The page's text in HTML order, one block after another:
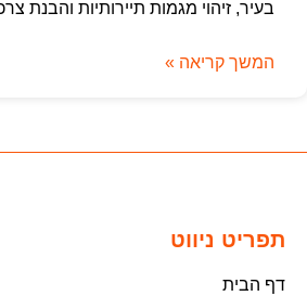
בעיר, זיהוי מגמות תיירותיות והבנת
המשך קריאה »
תפריט ניווט
דף הבית